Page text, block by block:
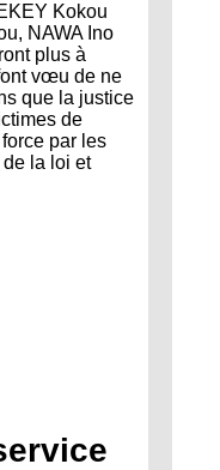
Kokou
NAWA Ino
plus à
vœu de ne
que la justice
de
par les
de la loi et